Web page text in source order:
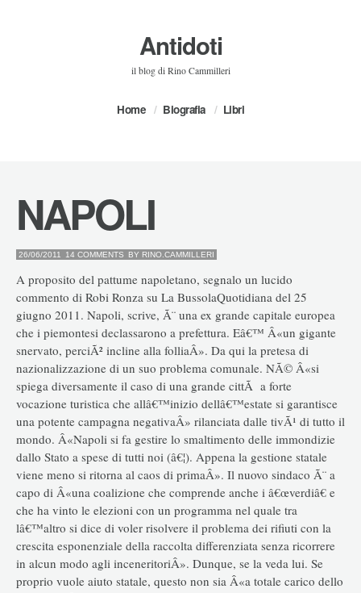
Antidoti
il blog di Rino Cammilleri
Home Biografia Libri
NAPOLI
26/06/2011 14 COMMENTS BY RINO.CAMMILLERI
A proposito del pattume napoletano, segnalo un lucido
commento di Robi Ronza su La BussolaQuotidiana del 25
giugno 2011. Napoli, scrive, Ã¨ una ex grande capitale europea
che i piemontesi declassarono a prefettura. Eâ€™ Â«un gigante
snervato, perciÃ² incline alla folliaÂ». Da qui la pretesa di
nazionalizzazione di un suo problema comunale. NÃ© Â«si
spiega diversamente il caso di una grande cittÃ a forte
vocazione turistica che allâ€™inizio dellâ€™estate si garantisce
una potente campagna negativaÂ» rilanciata dalle tivÃ¹ di tutto il
mondo. Â«Napoli si fa gestire lo smaltimento delle immondizie
dallo Stato a spese di tutti noi (â€¦). Appena la gestione statale
viene meno si ritorna al caos di primaÂ». Il nuovo sindaco Ã¨ a
capo di Â«una coalizione che comprende anche i â€œverdiâ€ e
che ha vinto le elezioni con un programma nel quale tra
lâ€™altro si dice di voler risolvere il problema dei rifiuti con la
crescita esponenziale della raccolta differenziata senza ricorrere
in alcun modo agli inceneritoriÂ». Dunque, se la veda lui. Se
proprio vuole aiuto statale, questo non sia Â«a totale carico dello